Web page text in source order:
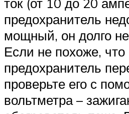
предохранитель
мощный, он долго
Если не похоже, что
предохранитель
проверьте его с
вольтметра –